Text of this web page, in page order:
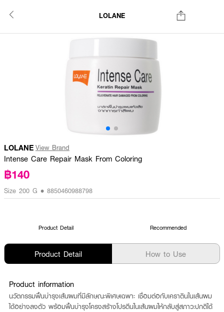
LOLANE
LOLANE View Brand
Intense Care Repair Mask From Coloring
฿140
Size 200 G • 8850460988798
Product Detail Recommended
Product Detail How to Use
Product information
นวัตกรรมฟื้นบำรุงเส้นผมที่มีลักษณะพิเศษเฉพาะ เชื่อมต่อกับเคราตินในเส้นผม
ได้อย่างลงตัว พร้อมฟื้นบำรุงโครงสร้างโปรตีนในเส้นผมให้กลับสู่สภาวะปกติได้